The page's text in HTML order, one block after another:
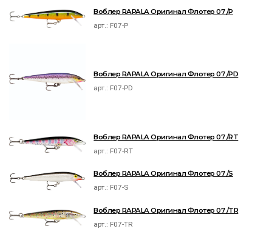
Воблер RAPALA Оригинал Флотер 07 /P
арт.: F07-P
Воблер RAPALA Оригинал Флотер 07 /PD
арт.: F07-PD
Воблер RAPALA Оригинал Флотер 07 /RT
арт.: F07-RT
Воблер RAPALA Оригинал Флотер 07 /S
арт.: F07-S
Воблер RAPALA Оригинал Флотер 07 /TR
арт.: F07-TR